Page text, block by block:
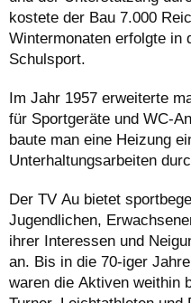
kostete der Bau 7.000
Wintermonaten erfolgte in
Schulsport.
Im Jahr 1957 erweiterte
für Sportgeräte und WC-
baute man eine Heizung
Unterhaltungsarbeiten
Der TV Au bietet
Jugendlichen,
ihrer Interessen und
an. Bis in die 70-iger
waren die Aktiven weithin